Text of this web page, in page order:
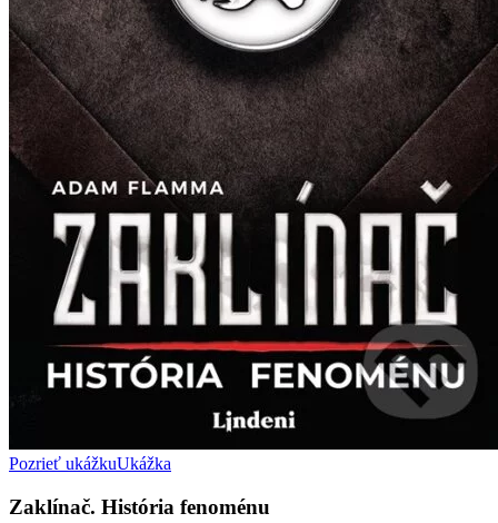
Pozrieť ukážkuUkážka
Zaklínač. História fenoménu